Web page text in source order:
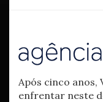
Após cinco anos,
enfrentar neste